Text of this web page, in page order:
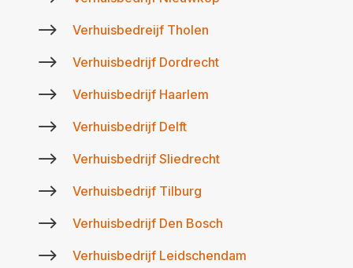
$ Verhuisbedreijf Tholen
$ Verhuisbedrijf Dordrecht
$ Verhuisbedrijf Haarlem
$ Verhuisbedrijf Delft
$ Verhuisbedrijf Sliedrecht
$ Verhuisbedrijf Tilburg
$ Verhuisbedrijf Den Bosch
$ Verhuisbedrijf Leidschendam